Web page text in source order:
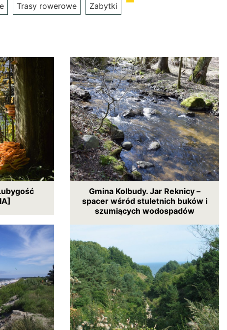
Trasy rowerowe Zabytki
Gmina Kolbudy. Jar Reknicy –
spacer wśród stuletnich buków i
szumiących wodospadów